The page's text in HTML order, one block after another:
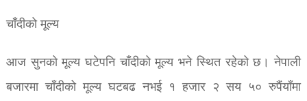
चाँदीको मूल्य
आज सुनको मूल्य घटेपनि चाँदीको मूल्य भने स्थित रहेको छ। नेपाली
बजारमा चाँदीको मूल्य घटबढ नभई १ हजार २ सय ५० रुपैंयाँमा